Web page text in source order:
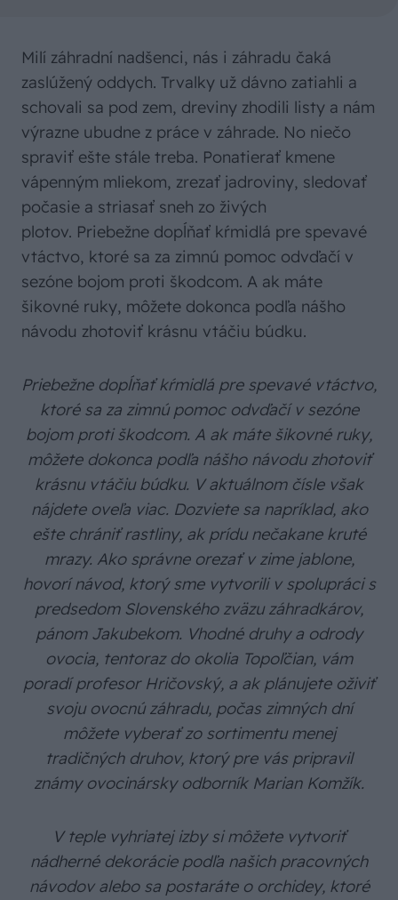
Milí záhradní nadšenci, nás i záhradu čaká
zaslúžený oddych. Trvalky už dávno zatiahli a
schovali sa pod zem, dreviny zhodili listy a nám
výrazne ubudne z práce v záhrade. No niečo
spraviť ešte stále treba. Ponatierať kmene
vápenným mliekom, zrezať jadroviny, sledovať
počasie a striasať sneh zo živých
plotov. Priebežne dopĺňať kŕmidlá pre spevavé
vtáctvo, ktoré sa za zimnú pomoc odvďačí v
sezóne bojom proti škodcom. A ak máte
šikovné ruky, môžete dokonca podľa nášho
návodu zhotoviť krásnu vtáčiu búdku.
Priebežne dopĺňať kŕmidlá pre spevavé vtáctvo,
ktoré sa za zimnú pomoc odvďačí v sezóne
bojom proti škodcom. A ak máte šikovné ruky,
môžete dokonca podľa nášho návodu zhotoviť
krásnu vtáčiu búdku. V aktuálnom čísle však
nájdete oveľa viac. Dozviete sa napríklad, ako
ešte chrániť rastliny, ak prídu nečakane kruté
mrazy. Ako správne orezať v zime jablone,
hovorí návod, ktorý sme vytvorili v spolupráci s
predsedom Slovenského zväzu záhradkárov,
pánom Jakubekom. Vhodné druhy a odrody
ovocia, tentoraz do okolia Topoľčian, vám
poradí profesor Hričovský, a ak plánujete oživiť
svoju ovocnú záhradu, počas zimných dní
môžete vyberať zo sortimentu menej
tradičných druhov, ktorý pre vás pripravil
známy ovocinársky odborník Marian Komžík.
V teple vyhriatej izby si môžete vytvoriť
nádherné dekorácie podľa našich pracovných
návodov alebo sa postaráte o orchidey, ktoré